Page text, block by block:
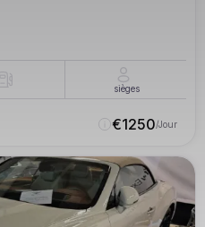
sièges
€1250/Jour